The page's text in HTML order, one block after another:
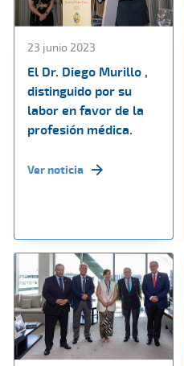
23 junio 2023
El Dr. Diego Murillo ,
distinguido por su
labor en favor de la
profesión médica.
Ver noticia